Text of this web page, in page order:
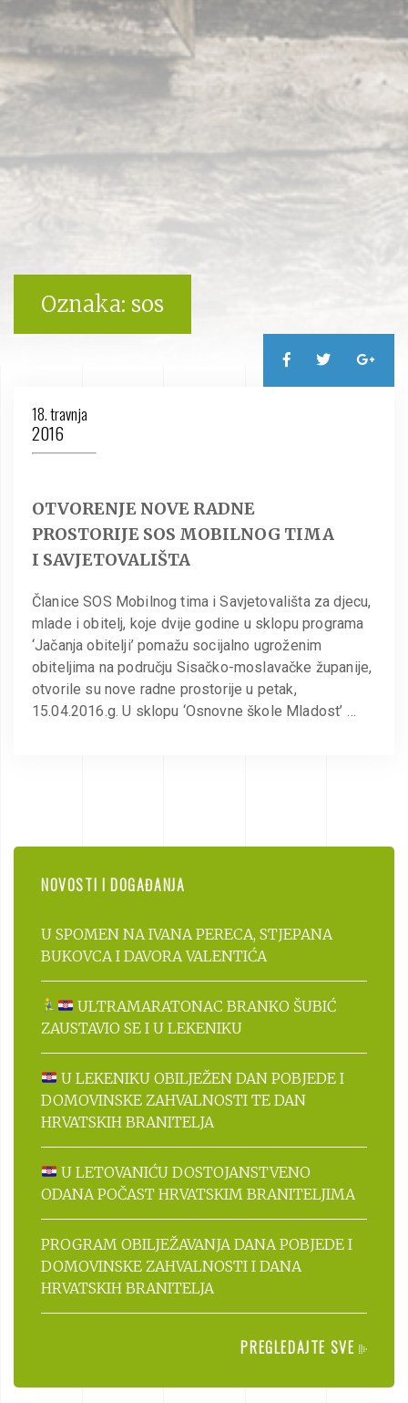
Oznaka: sos
18. travnja
2016
OTVORENJE NOVE RADNE
PROSTORIJE SOS MOBILNOG TIMA
I SAVJETOVALIŠTA
Članice SOS Mobilnog tima i Savjetovališta za djecu,
mlade i obitelj, koje dvije godine u sklopu programa
‘Jačanja obitelji’ pomažu socijalno ugroženim
obiteljima na području Sisačko-moslavačke županije,
otvorile su nove radne prostorije u petak,
15.04.2016.g. U sklopu ‘Osnovne škole Mladost’ …
NOVOSTI I DOGAĐANJA
U SPOMEN NA IVANA PERECA, STJEPANA
BUKOVCA I DAVORA VALENTIĆA
ULTRAMARATONAC BRANKO ŠUBIĆ
ZAUSTAVIO SE I U LEKENIKU
U LEKENIKU OBILJEŽEN DAN POBJEDE I
DOMOVINSKE ZAHVALNOSTI TE DAN
HRVATSKIH BRANITELJA
U LETOVANIĆU DOSTOJANSTVENO
ODANA POČAST HRVATSKIM BRANITELJIMA
PROGRAM OBILJEŽAVANJA DANA POBJEDE I
DOMOVINSKE ZAHVALNOSTI I DANA
HRVATSKIH BRANITELJA
PREGLEDAJTE SVE